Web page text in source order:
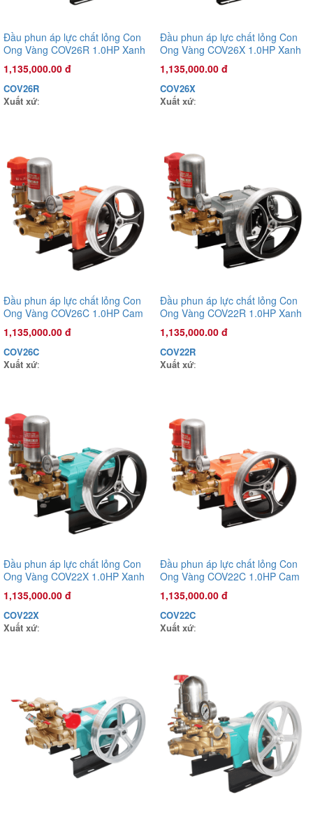
Đầu phun áp lực chất lỏng Con Ong Vàng COV26R 1.0HP Xanh
rêu
1,135,000.00 đ
COV26R
Xuất xứ:
Đầu phun áp lực chất lỏng Con Ong Vàng COV26X 1.0HP Xanh
mờ
1,135,000.00 đ
COV26X
Xuất xứ
Đầu phun áp lực chất lỏng Con
Ong Vàng COV26R 1.0HP Xanh
rêu
1,135,000.00 đ
COV26R
Xuất xứ:
Đầu phun áp lực chất lỏng Con
Ong Vàng COV26X 1.0HP Xanh
mờ
1,135,000.00 đ
COV26X
Xuất xứ:
Đầu phun áp lực chất lỏng Con
Ong Vàng COV26C 1.0HP Cam
1,135,000.00 đ
COV26C
Xuất xứ:
Đầu phun áp lực chất lỏng Con
Ong Vàng COV22R 1.0HP Xanh
rêu
1,135,000.00 đ
COV22R
Xuất xứ:
Đầu phun áp lực chất lỏng Con
Ong Vàng COV22X 1.0HP Xanh
mờ
1,135,000.00 đ
COV22X
Xuất xứ:
Đầu phun áp lực chất lỏng Con
Ong Vàng COV22C 1.0HP Cam
1,135,000.00 đ
COV22C
Xuất xứ: